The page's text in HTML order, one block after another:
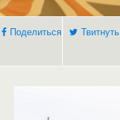
Поделиться Твитнуть